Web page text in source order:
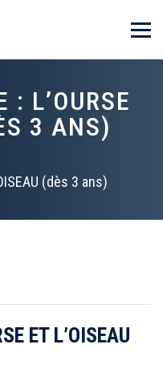
: L’OURSE
3 ANS)
(dès 3 ans)
ET L’OISEAU